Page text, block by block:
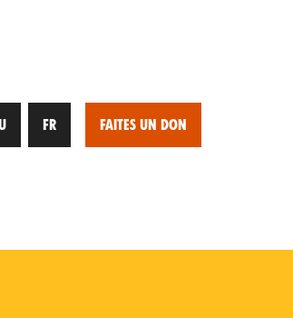
FR FAITES UN DON